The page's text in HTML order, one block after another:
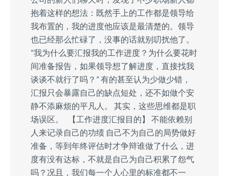
抱着这样的想法：既然手上的工作都是领导给
我布置的，我的进度他应该是最清楚的。领导
也已经那么忙碌了，没事的话就别叨扰他了。
“我为什么要汇报我的工作进度？为什么要花时
间准备报告，如果领导想了解进度，直接找我
谈谈不就行了吗？” 有的甚至认为少做少错，
汇报只会暴露自己的缺点短处，还不如做个安
静不添麻烦的平凡人。 其实，这些思维都是职
场误区。 【工作进度汇报目的】 不能依赖别
人来记录自己的功绩 自己不为自己的局势做好
准备，等到年终评估时才争辩谁做了什么，进
度有没有达标，不就是自己为自己积累了怨气
吗？况且，我们每一个人心里的标准都不一